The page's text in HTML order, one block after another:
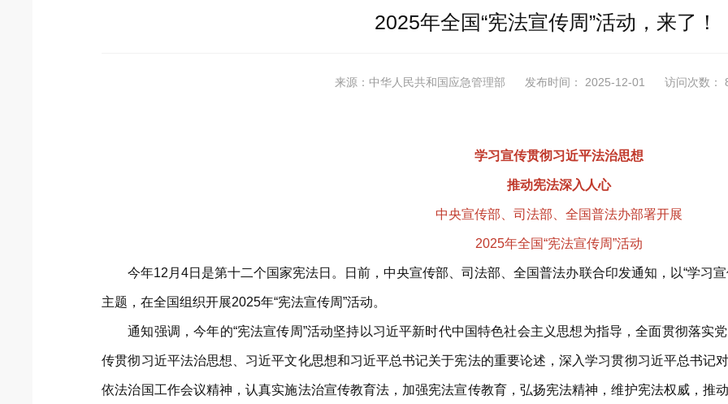
2025年全国“宪法宣传周”活动，来了！
来源：中华人民共和国应急管理部 发布时间： 2025-12-01 访问次数：
学习宣传贯彻习近平法治思想
推动宪法深入人心
中央宣传部、司法部、全国普法办部署开展
2025年全国“宪法宣传周”活动
今年12月4日是第十二个国家宪法日。日前，中央宣传部、司法部、全国普法办联合印发通知，以“学习
主题，在全国组织开展2025年“宪法宣传周”活动。
通知强调，今年的“宪法宣传周”活动坚持以习近平新时代中国特色社会主义思想为指导，全面贯彻落实
传贯彻习近平法治思想、习近平文化思想和习近平总书记关于宪法的重要论述，深入学习贯彻习近平总书记
依法治国工作会议精神，认真实施法治宣传教育法，加强宪法宣传教育，弘扬宪法精神，维护宪法权威，推